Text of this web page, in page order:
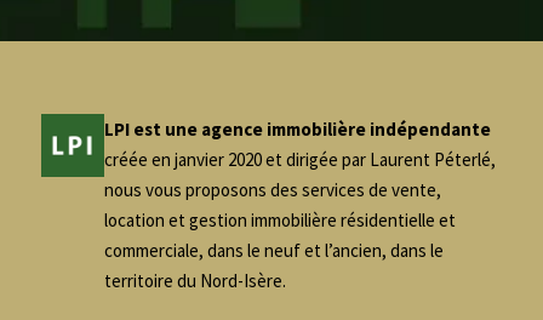
LPI est une agence immobilière indépendante
créée en janvier 2020 et dirigée par Laurent Péterlé,
nous vous proposons des services de vente,
location et gestion immobilière résidentielle et
commerciale, dans le neuf et l’ancien, dans le
territoire du Nord-Isère.